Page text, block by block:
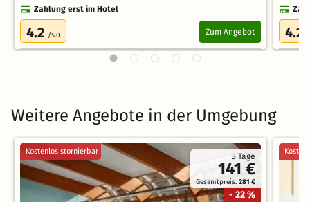
Zahlung erst im Hotel
4.2 /5.0 Zum Angebot 4.2
Weitere Angebote in der Umgebung
3 Tage
141 €
Gesamtpreis:281 €
- 22 %
Kostenlos stornierbar